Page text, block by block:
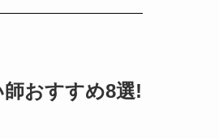
おすすめ8選!